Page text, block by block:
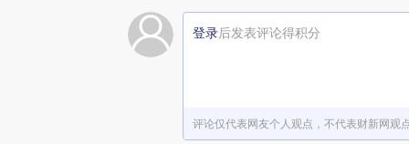
登录后发表评论得积分
评论仅代表网友个人观点，不代表财新网观